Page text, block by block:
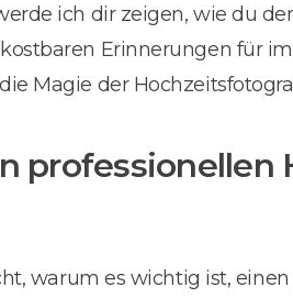
ich dir zeigen, wie du
Erinnerungen für
Magie der
professionellen
warum es wichtig ist, einen